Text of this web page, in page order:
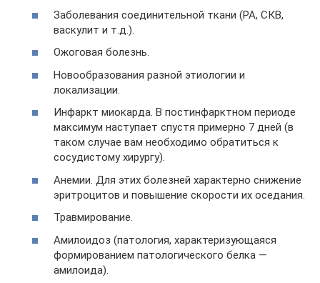
Заболевания соединительной ткани (РА, СКВ,
васкулит и т.д.).
Ожоговая болезнь.
Новообразования разной этиологии и
локализации.
Инфаркт миокарда. В постинфарктном периоде
максимум наступает спустя примерно 7 дней (в
таком случае вам необходимо обратиться к
сосудистому хирургу).
Анемии. Для этих болезней характерно снижение
эритроцитов и повышение скорости их оседания.
Травмирование.
Амилоидоз (патология, характеризующаяся
формированием патологического белка —
амилоида).